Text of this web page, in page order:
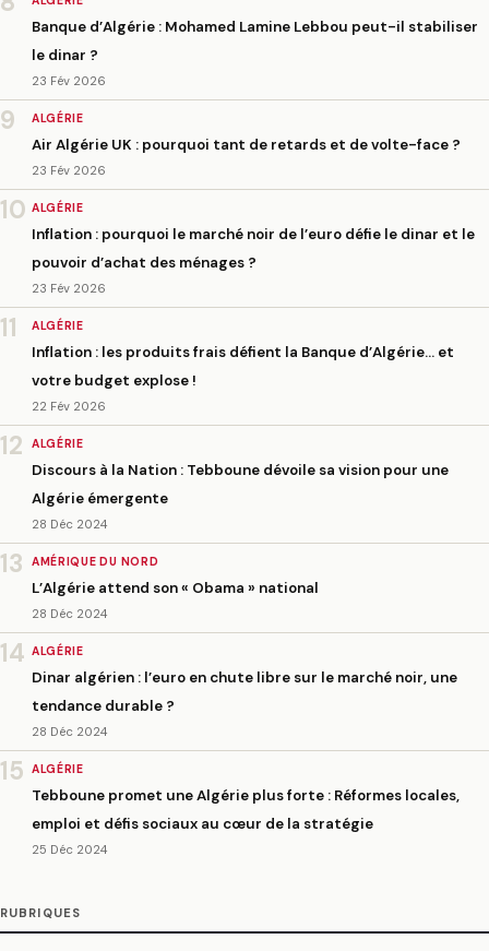
Banque d’Algérie : Mohamed Lamine Lebbou peut-il stabiliser
le dinar ?
23 Fév 2026
9 ALGÉRIE
Air Algérie UK : pourquoi tant de retards et de volte-face ?
23 Fév 2026
10 ALGÉRIE
Inflation : pourquoi le marché noir de l’euro défie le dinar et le
pouvoir d’achat des ménages ?
23 Fév 2026
11 ALGÉRIE
Inflation : les produits frais défient la Banque d’Algérie… et
votre budget explose !
22 Fév 2026
12 ALGÉRIE
Discours à la Nation : Tebboune dévoile sa vision pour une
Algérie émergente
28 Déc 2024
13 AMÉRIQUE DU NORD
L’Algérie attend son « Obama » national
28 Déc 2024
14 ALGÉRIE
Dinar algérien : l’euro en chute libre sur le marché noir, une
tendance durable ?
28 Déc 2024
15 ALGÉRIE
Tebboune promet une Algérie plus forte : Réformes locales,
emploi et défis sociaux au cœur de la stratégie
25 Déc 2024
RUBRIQUES